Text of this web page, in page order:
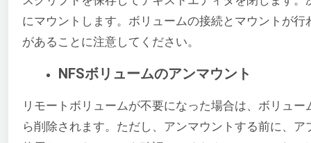
にマウントします。ボリュームの接続とマウントが
があることに注意してください。
NFSボリュームのアンマウント
リモートボリュームが不要になった場合は、ボリュ
ら削除されます。ただし、アンマウントする前に、